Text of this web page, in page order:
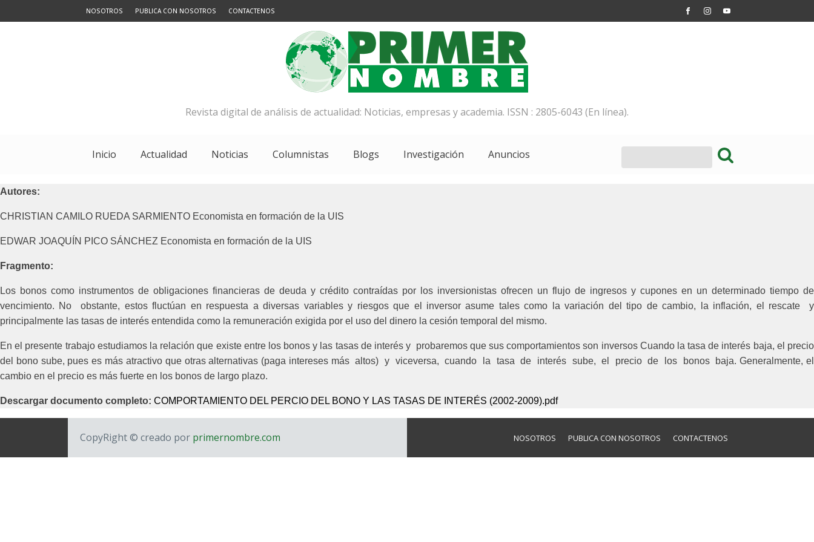
NOSOTROS PUBLICA CON NOSOTROS CONTACTENOS
Revista digital de análisis de actualidad: Noticias, empresas y academia. ISSN : 2805-6043 (En línea).
Inicio Actualidad Noticias Columnistas Blogs Investigación Anuncios
Autores:
CHRISTIAN CAMILO RUEDA SARMIENTO Economista en formación de la UIS
EDWAR JOAQUÍN PICO SÁNCHEZ Economista en formación de la UIS
Fragmento:
Los bonos como instrumentos de obligaciones financieras de deuda y crédito contraídas por los inversionistas ofrecen un flujo de ingresos y cupones en un determinado tiempo de
vencimiento. No obstante, estos fluctúan en respuesta a diversas variables y riesgos que el inversor asume tales como la variación del tipo de cambio, la inflación, el rescate y
principalmente las tasas de interés entendida como la remuneración exigida por el uso del dinero la cesión temporal del mismo.
En el presente trabajo estudiamos la relación que existe entre los bonos y las tasas de interés y probaremos que sus comportamientos son inversos Cuando la tasa de interés baja, el precio
del bono sube, pues es más atractivo que otras alternativas (paga intereses más altos) y viceversa, cuando la tasa de interés sube, el precio de los bonos baja. Generalmente, el
cambio en el precio es más fuerte en los bonos de largo plazo.
Descargar documento completo: COMPORTAMIENTO DEL PERCIO DEL BONO Y LAS TASAS DE INTERÉS (2002-2009).pdf
CopyRight © creado por primernombre.com NOSOTROS PUBLICA CON NOSOTROS CONTACTENOS